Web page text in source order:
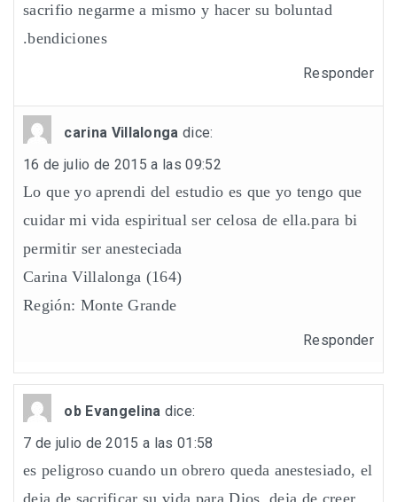
sacrifio negarme a mismo y hacer su boluntad
.bendiciones
Responder
carina Villalonga dice:
16 de julio de 2015 a las 09:52
Lo que yo aprendi del estudio es que yo tengo que
cuidar mi vida espiritual ser celosa de ella.para bi
permitir ser anesteciada
Carina Villalonga (164)
Región: Monte Grande
Responder
ob Evangelina dice:
7 de julio de 2015 a las 01:58
es peligroso cuando un obrero queda anestesiado, el
deja de sacrificar su vida para Dios, deja de creer